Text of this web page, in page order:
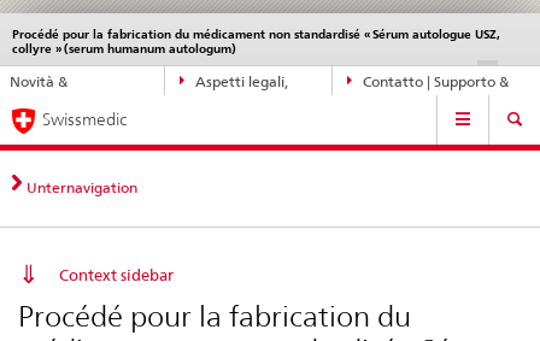
Navigazione
diretta:
novità,
aspetti
legali,
contatto
Novità &
Aspetti legali,
Contatto | Supporto &
Procédé pour la fabrication du médicament non standardisé « Sérum autologue USZ,
collyre » (serum humanum autologum)
DE IT
Service
navigation
Navigation
Swissmedic
Unternavigation
Context sidebar
Procédé pour la fabrication du